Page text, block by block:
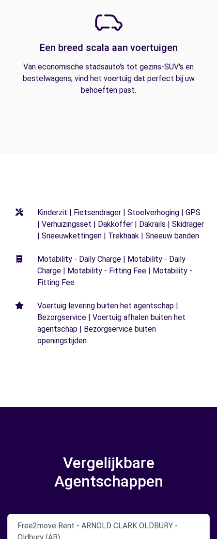
Een breed scala aan voertuigen
Van economische stadsauto's tot gezins-SUV's en
bestelwagens, vind het voertuig dat perfect bij uw
behoeften past.
Kinderzit | Fietsendrager | Stoelverhoging | GPS
| Verhuizingsset | Dakkoffer | Dakrails | Skidrager
| Sneeuwkettingen | Trekhaak | Sneeuw banden
Motability - Daily Charge | Motability - Daily
Charge | Motability - Fitting Fee | Motability -
Fitting Fee
Voertuig levering buiten het agentschap |
Bezorgservice | Voertuig afhalen buiten het
agentschap | Bezorgservice buiten
openingstijden
Vergelijkbare
Agentschappen
Free2move Rent - ARNOLD CLARK OLDBURY -